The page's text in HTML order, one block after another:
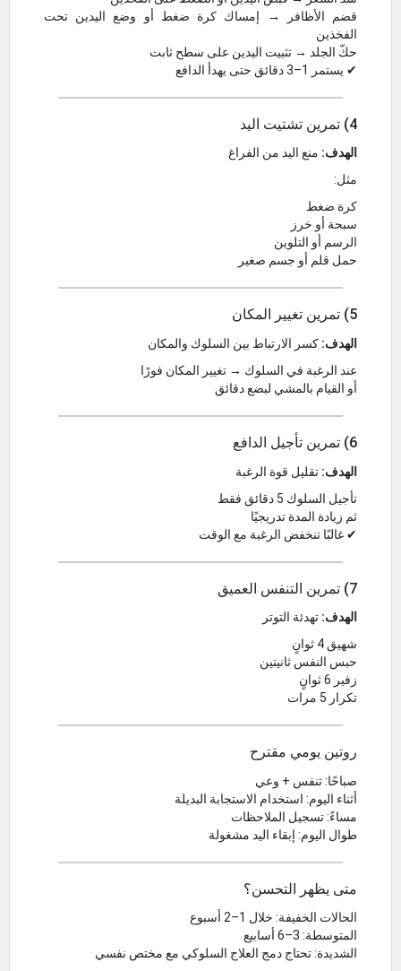
قضم الأظافر → إمساك كرة ضغط أو وضع اليدين تحت
الفخذين
حكّ الجلد → تثبيت اليدين على سطح ثابت
✔ يستمر 1–3 دقائق حتى يهدأ الدافع
4) تمرين تشتيت اليد
الهدف: منع اليد من الفراغ
مثل:
كرة ضغط
سبحة أو خرز
الرسم أو التلوين
حمل قلم أو جسم صغير
5) تمرين تغيير المكان
الهدف: كسر الارتباط بين السلوك والمكان
عند الرغبة في السلوك → تغيير المكان فورًا
أو القيام بالمشي لبضع دقائق
6) تمرين تأجيل الدافع
الهدف: تقليل قوة الرغبة
تأجيل السلوك 5 دقائق فقط
ثم زيادة المدة تدريجيًا
✔ غالبًا تنخفض الرغبة مع الوقت
7) تمرين التنفس العميق
الهدف: تهدئة التوتر
شهيق 4 ثوانٍ
حبس النفس ثانيتين
زفير 6 ثوانٍ
تكرار 5 مرات
روتين يومي مقترح
صباحًا: تنفس + وعي
أثناء اليوم: استخدام الاستجابة البديلة
مساءً: تسجيل الملاحظات
طوال اليوم: إبقاء اليد مشغولة
متى يظهر التحسن؟
الحالات الخفيفة: خلال 1–2 أسبوع
المتوسطة: 3–6 أسابيع
الشديدة: تحتاج دمج العلاج السلوكي مع مختص نفسي